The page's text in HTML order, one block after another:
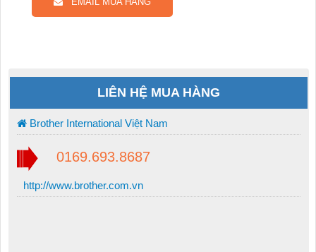
LIÊN HỆ MUA HÀNG
Brother International Việt Nam
0169.693.8687
http://www.brother.com.vn